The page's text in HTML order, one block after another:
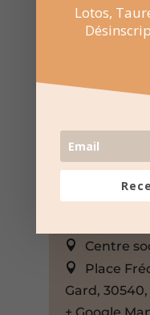
19 Avr
Centre
Place
Gard,
Lotos,